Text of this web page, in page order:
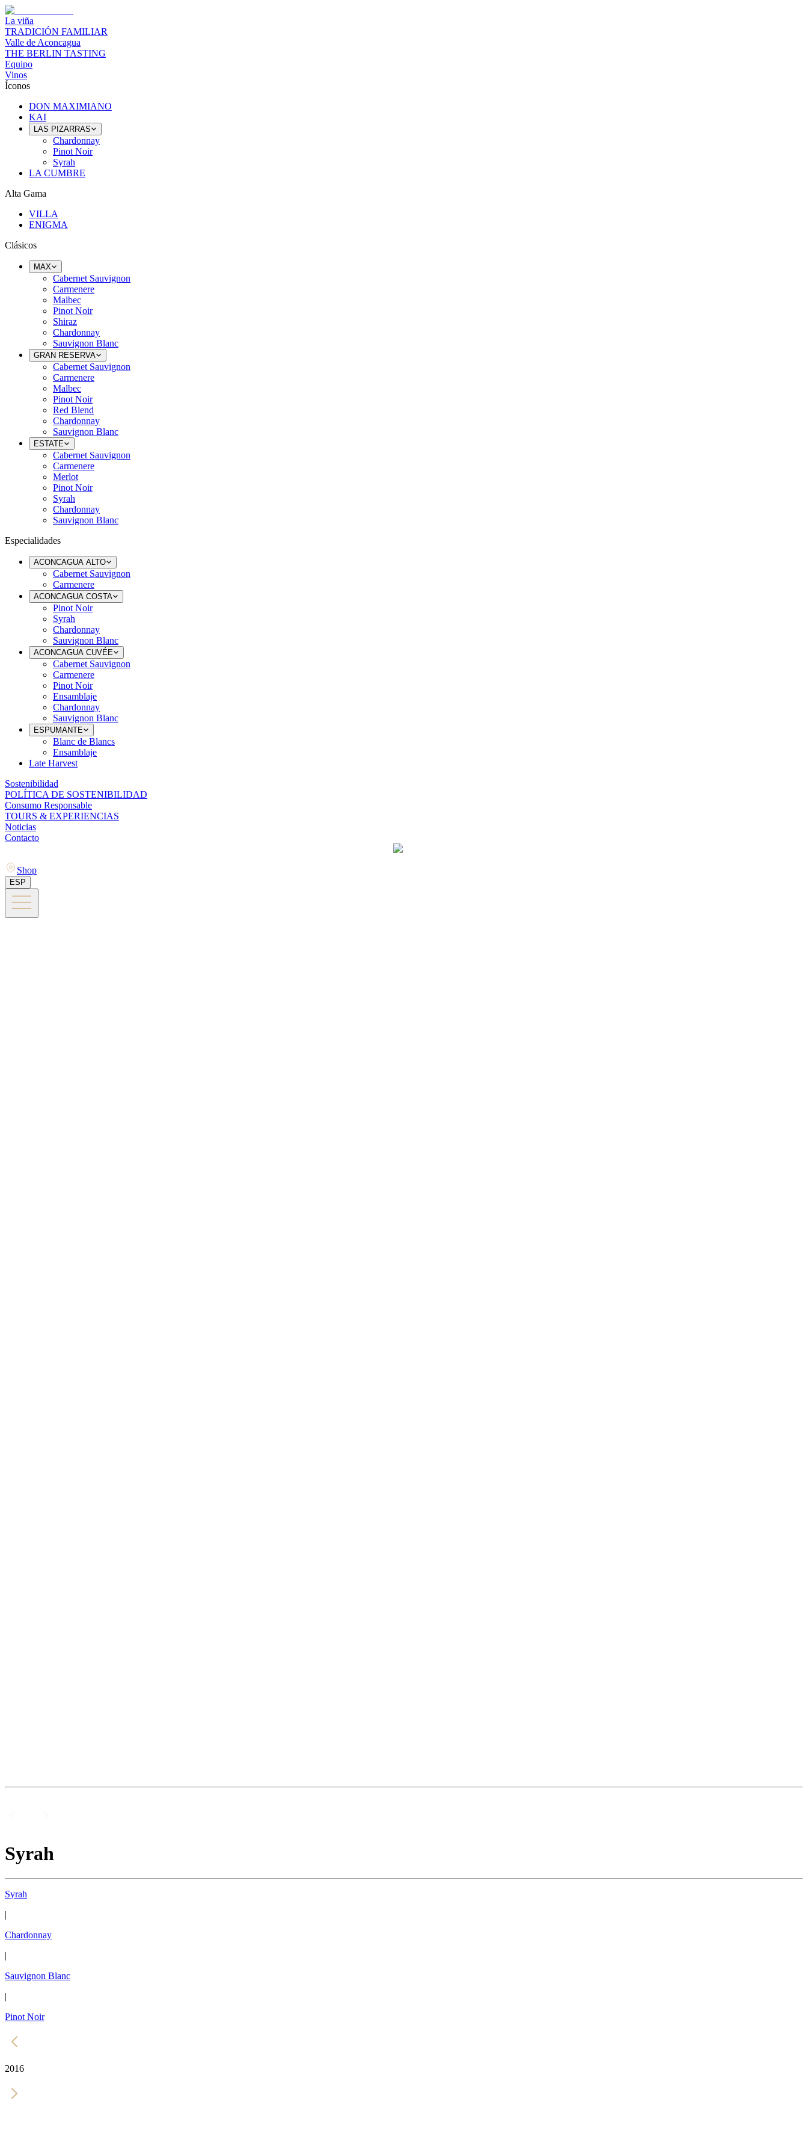
La viña
TRADICIÓN FAMILIAR
Valle de Aconcagua
THE BERLIN TASTING
Equipo
Vinos
Íconos
DON MAXIMIANO
KAI
LAS PIZARRAS
Chardonnay
Pinot Noir
Syrah
LA CUMBRE
Alta Gama
VILLA
ENIGMA
Clásicos
MAX
Cabernet Sauvignon
Carmenere
Malbec
Pinot Noir
Shiraz
Chardonnay
Sauvignon Blanc
GRAN RESERVA
Cabernet Sauvignon
Carmenere
Malbec
Pinot Noir
Red Blend
Chardonnay
Sauvignon Blanc
ESTATE
Cabernet Sauvignon
Carmenere
Merlot
Pinot Noir
Syrah
Chardonnay
Sauvignon Blanc
Especialidades
ACONCAGUA ALTO
Cabernet Sauvignon
Carmenere
ACONCAGUA COSTA
Pinot Noir
Syrah
Chardonnay
Sauvignon Blanc
ACONCAGUA CUVÉE
Cabernet Sauvignon
Carmenere
Pinot Noir
Ensamblaje
Chardonnay
Sauvignon Blanc
ESPUMANTE
Blanc de Blancs
Ensamblaje
Late Harvest
Sostenibilidad
POLÍTICA DE SOSTENIBILIDAD
Consumo Responsable
TOURS & EXPERIENCIAS
Noticias
Contacto
Shop
ESP
Syrah
Syrah
|
Chardonnay
|
Sauvignon Blanc
|
Pinot Noir
2016